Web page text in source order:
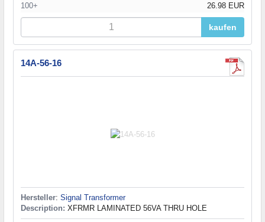
100+
26.98 EUR
kaufen
14A-56-16
Hersteller: Signal Transformer
Description: XFRMR LAMINATED 56VA THRU HOLE